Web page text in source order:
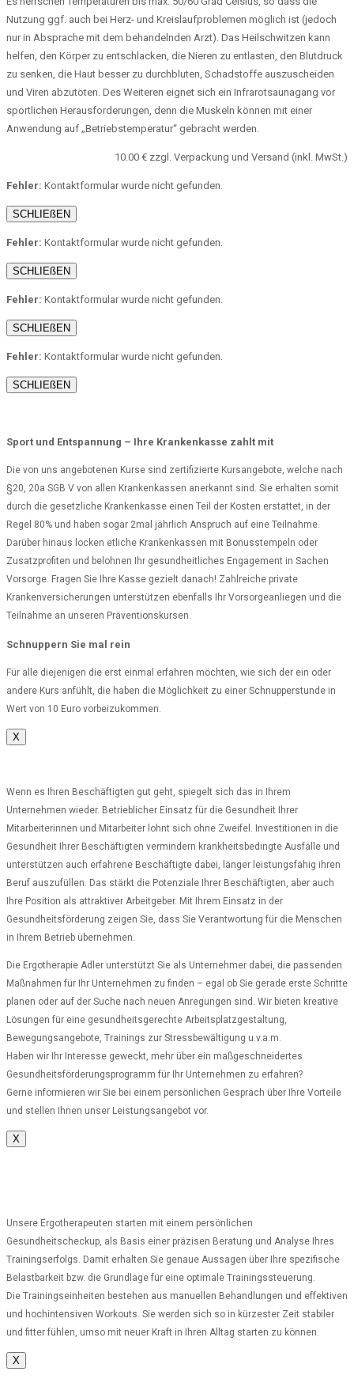
Nutzung ggf. auch bei Herz- und Kreislaufproblemen möglich ist (jedoch
nur in Absprache mit dem behandelnden Arzt). Das Heilschwitzen kann
helfen, den Körper zu entschlacken, die Nieren zu entlasten, den Blutdruck
zu senken, die Haut besser zu durchbluten, Schadstoffe auszuscheiden
und Viren abzutöten. Des Weiteren eignet sich ein Infrarotsaunagang vor
sportlichen Herausforderungen, denn die Muskeln können mit einer
Anwendung auf „Betriebstemperatur“ gebracht werden.
10.00 € zzgl. Verpackung und Versand (inkl. MwSt.)
Fehler: Kontaktformular wurde nicht gefunden.
SCHLIEßEN
Fehler: Kontaktformular wurde nicht gefunden.
SCHLIEßEN
Fehler: Kontaktformular wurde nicht gefunden.
SCHLIEßEN
Fehler: Kontaktformular wurde nicht gefunden.
SCHLIEßEN
Sport und Entspannung – Ihre Krankenkasse zahlt mit
Die von uns angebotenen Kurse sind zertifizierte Kursangebote, welche nach
§20, 20a SGB V von allen Krankenkassen anerkannt sind. Sie erhalten somit
durch die gesetzliche Krankenkasse einen Teil der Kosten erstattet, in der
Regel 80% und haben sogar 2mal jährlich Anspruch auf eine Teilnahme.
Darüber hinaus locken etliche Krankenkassen mit Bonusstempeln oder
Zusatzprofiten und belohnen Ihr gesundheitliches Engagement in Sachen
Vorsorge. Fragen Sie Ihre Kasse gezielt danach! Zahlreiche private
Krankenversicherungen unterstützen ebenfalls Ihr Vorsorgeanliegen und die
Teilnahme an unseren Präventionskursen.
Schnuppern Sie mal rein
Für alle diejenigen die erst einmal erfahren möchten, wie sich der ein oder
andere Kurs anfühlt, die haben die Möglichkeit zu einer Schnupperstunde in
Wert von 10 Euro vorbeizukommen.
X
Wenn es Ihren Beschäftigten gut geht, spiegelt sich das in Ihrem
Unternehmen wieder. Betrieblicher Einsatz für die Gesundheit Ihrer
Mitarbeiterinnen und Mitarbeiter lohnt sich ohne Zweifel. Investitionen in die
Gesundheit Ihrer Beschäftigten vermindern krankheitsbedingte Ausfälle und
unterstützen auch erfahrene Beschäftigte dabei, länger leistungsfähig ihren
Beruf auszufüllen. Das stärkt die Potenziale Ihrer Beschäftigten, aber auch
Ihre Position als attraktiver Arbeitgeber. Mit Ihrem Einsatz in der
Gesundheitsförderung zeigen Sie, dass Sie Verantwortung für die Menschen
in Ihrem Betrieb übernehmen.
Die Ergotherapie Adler unterstützt Sie als Unternehmer dabei, die passenden
Maßnahmen für Ihr Unternehmen zu finden – egal ob Sie gerade erste Schritte
planen oder auf der Suche nach neuen Anregungen sind. Wir bieten kreative
Lösungen für eine gesundheitsgerechte Arbeitsplatzgestaltung,
Bewegungsangebote, Trainings zur Stressbewältigung u.v.a.m.
Haben wir Ihr Interesse geweckt, mehr über ein maßgeschneidertes
Gesundheitsförderungsprogramm für Ihr Unternehmen zu erfahren?
Gerne informieren wir Sie bei einem persönlichen Gespräch über Ihre Vorteile
und stellen Ihnen unser Leistungsangebot vor.
X
Unsere Ergotherapeuten starten mit einem persönlichen
Gesundheitscheckup, als Basis einer präzisen Beratung und Analyse Ihres
Trainingserfolgs. Damit erhalten Sie genaue Aussagen über Ihre spezifische
Belastbarkeit bzw. die Grundlage für eine optimale Trainingssteuerung.
Die Trainingseinheiten bestehen aus manuellen Behandlungen und effektiven
und hochintensiven Workouts. Sie werden sich so in kürzester Zeit stabiler
und fitter fühlen, umso mit neuer Kraft in Ihren Alltag starten zu können.
X